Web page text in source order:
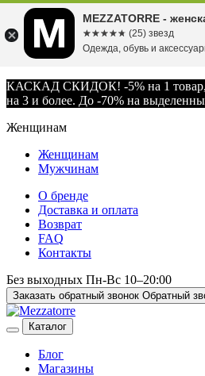
КАСКАД СКИДОК! -5% на 1 товар,
на 3 и более. До -70% на
Женщинам
Женщинам
Мужчинам
О бренде
Доставка и оплата
Возврат
FAQ
Контакты
Без выходных Пн-Вс 10–20:00
Заказать обратный звонок Обратный
Каталог
Блог
Магазины
MEZZATORRE -
☆☆☆☆☆
★★★★★ (25) звезд
Одежда, обувь и